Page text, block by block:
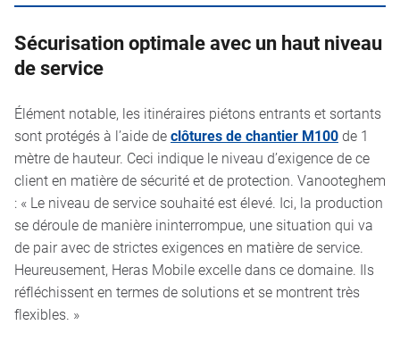
Sécurisation optimale avec un haut niveau
de service
Élément notable, les itinéraires piétons entrants et sortants
sont protégés à l’aide declôtures de chantier M100de 1
mètre de hauteur. Ceci indique le niveau d’exigence de ce
client en matière de sécurité et de protection. Vanooteghem
: « Le niveau de service souhaité est élevé. Ici, la production
se déroule de manière ininterrompue, une situation qui va
de pair avec de strictes exigences en matière de service.
Heureusement, Heras Mobile excelle dans ce domaine. Ils
réfléchissent en termes de solutions et se montrent très
flexibles. »